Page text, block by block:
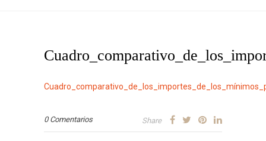
0 Comentarios Share